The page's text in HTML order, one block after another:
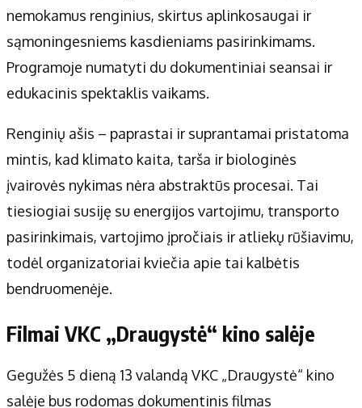
nemokamus renginius, skirtus aplinkosaugai ir
sąmoningesniems kasdieniams pasirinkimams.
Programoje numatyti du dokumentiniai seansai ir
edukacinis spektaklis vaikams.
Renginių ašis – paprastai ir suprantamai pristatoma
mintis, kad klimato kaita, tarša ir biologinės
įvairovės nykimas nėra abstraktūs procesai. Tai
tiesiogiai susiję su energijos vartojimu, transporto
pasirinkimais, vartojimo įpročiais ir atliekų rūšiavimu,
todėl organizatoriai kviečia apie tai kalbėtis
bendruomenėje.
Filmai VKC „Draugystė“ kino salėje
Gegužės 5 dieną 13 valandą VKC „Draugystė“ kino
salėje bus rodomas dokumentinis filmas